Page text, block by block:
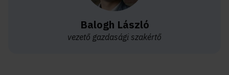
Balogh László
vezető gazdasági szakértő